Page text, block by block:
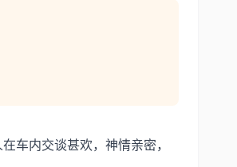
车内交谈甚欢，神情亲密，